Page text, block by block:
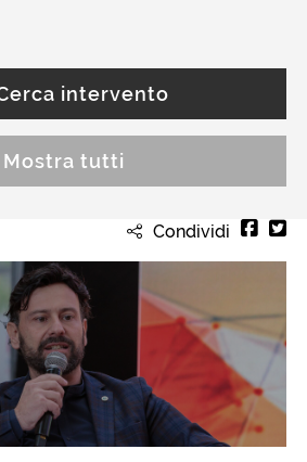
intervento
Mostra tutti
Condividi